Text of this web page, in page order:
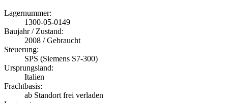
Lagernummer:
1300-05-0149
Baujahr / Zustand:
2008 / Gebraucht
Steuerung:
SPS (Siemens S7-300)
Ursprungsland:
Italien
Frachtbasis:
ab Standort frei verladen